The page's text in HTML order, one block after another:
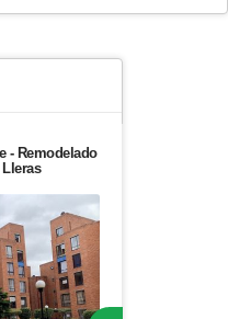
- Remodelado